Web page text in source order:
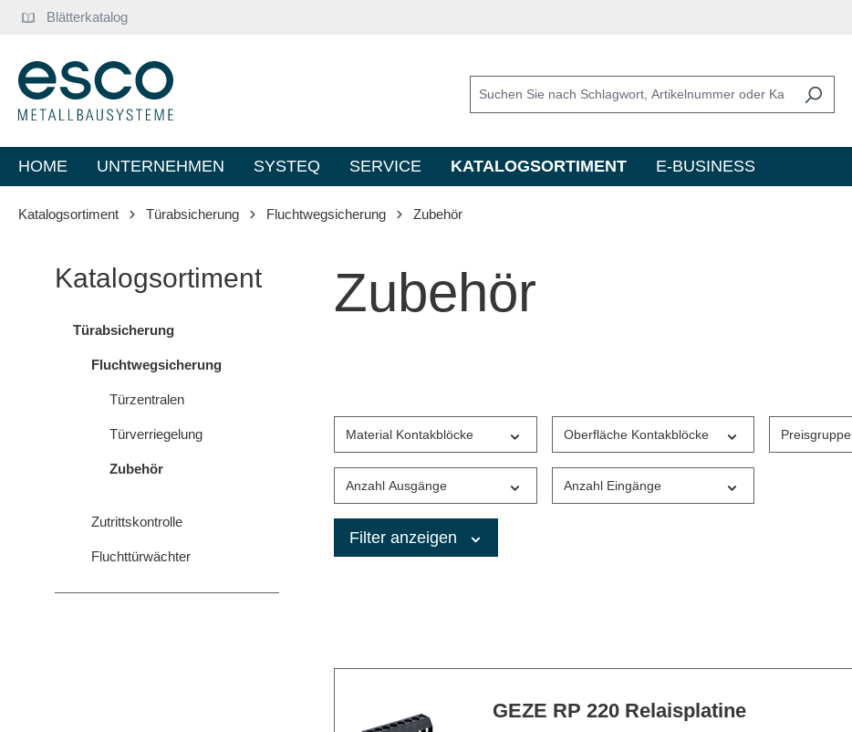
Zur Hauptnavigation springen
Blätterkatalog
HOME UNTERNEHMEN SYSTEQ SERVICE KATALOGSORTIMENT E-BUSINESS
Katalogsortiment Türabsicherung Fluchtwegsicherung Zubehör
Katalogsortiment
Türabsicherung
Fluchtwegsicherung
Türzentralen
Türverriegelung
Zubehör
Zutrittskontrolle
Fluchttürwächter
Zubehör
Material Kontakblöcke Oberfläche Kontakblöcke Preisgruppe
Anzahl Ausgänge Anzahl Eingänge
Filter anzeigen
GEZE RP 220 Relaisplatine